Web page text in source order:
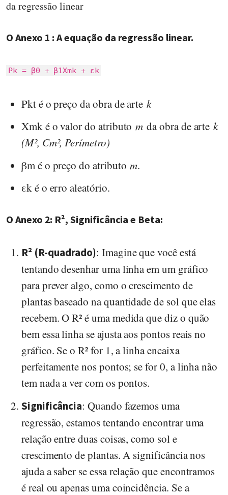
da regressão linear
O Anexo 1 : A equação da regressão linear.
Pk = β0 + β1Xmk + εk
Pkt é o preço da obra de artek
Xmk é o valor do atributom da obra de artek
(M², Cm², Perímetro)
βm é o preço do atributom.
εk é o erro aleatório.
O Anexo 2: R², Significância e Beta:
R² (R-quadrado): Imagine que você está
tentando desenhar uma linha em um gráfico
para prever algo, como o crescimento de
plantas baseado na quantidade de sol que elas
recebem. O R² é uma medida que diz o quão
bem essa linha se ajusta aos pontos reais no
gráfico. Se o R² for 1, a linha encaixa
perfeitamente nos pontos; se for 0, a linha não
tem nada a ver com os pontos.
Significância: Quando fazemos uma
regressão, estamos tentando encontrar uma
relação entre duas coisas, como sol e
crescimento de plantas. A significância nos
ajuda a saber se essa relação que encontramos
é real ou apenas uma coincidência. Se a